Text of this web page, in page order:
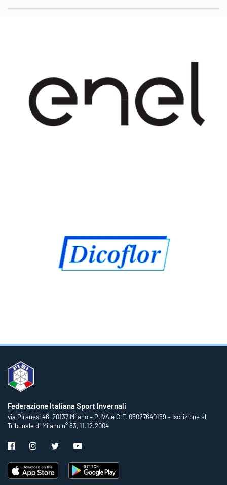
Federazione Italiana Sport Invernali
via Piranesi 46, 20137 Milano – P.IVA e C.F. 05027640159 – Iscrizione al
Tribunale di Milano n° 63, 11.12.2004